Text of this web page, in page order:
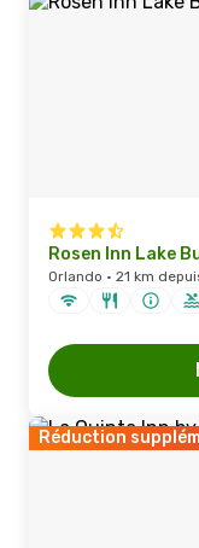
Rosen Inn Lake
Orlando · 21 km
Réduction